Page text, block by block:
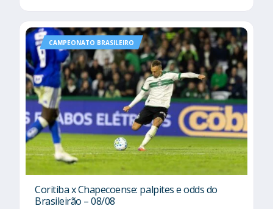
CAMPEONATO BRASILEIRO
Coritiba x Chapecoense: palpites e odds do
Brasileirão – 08/08